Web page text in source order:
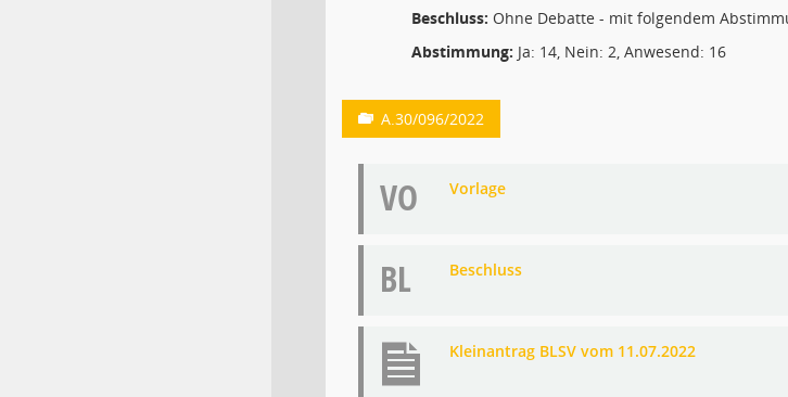
Beschluss: Ohne Debatte - mit folgendem
Abstimmung: Ja: 14, Nein: 2, Anwesend: 16
A.30/096/2022
VO Vorlage
BL Beschluss
Kleinantrag BLSV vom 11.07.2022